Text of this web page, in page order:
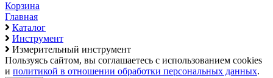
Корзина
Главная
Каталог
Инструмент
Измерительный инструмент
Пользуясь сайтом, вы соглашаетесь с использованием cookies
и политикой в отношении обработки персональных данных.